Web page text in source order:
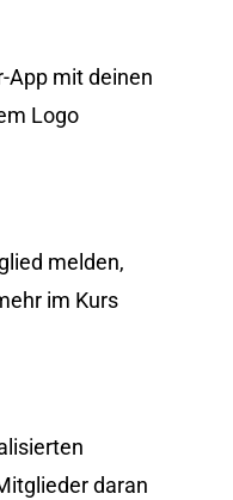
App mit deinen
Logo
melden,
im Kurs
daran